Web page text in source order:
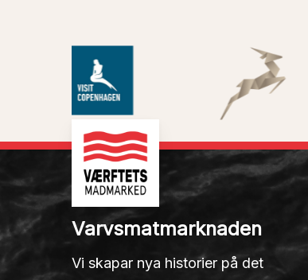
Varvsmatmarknaden
Vi skapar nya historier på det